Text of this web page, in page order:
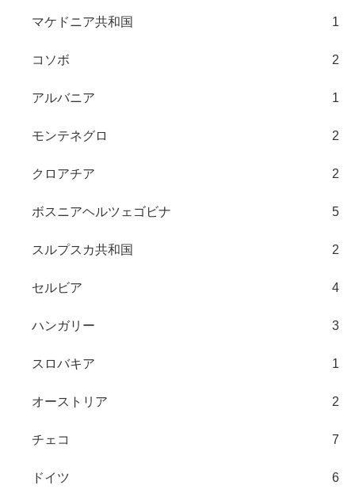
マケドニア共和国 1
コソボ 2
アルバニア 1
モンテネグロ 2
クロアチア 2
ボスニアヘルツェゴビナ 5
スルプスカ共和国 2
セルビア 4
ハンガリー 3
スロバキア 1
オーストリア 2
チェコ 7
ドイツ 6